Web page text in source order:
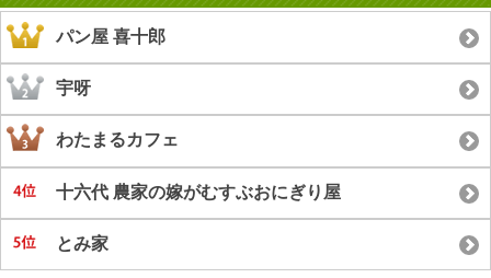
パン屋 喜十郎
宇呀
わたまるカフェ
十六代 農家の嫁がむすぶおにぎり屋
とみ家